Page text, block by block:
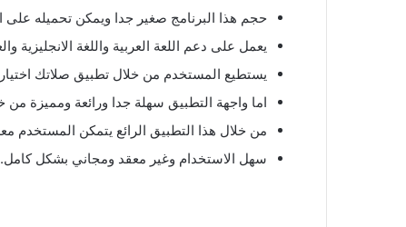
حجم هذا البرنامج صغير جدا ويمكن تحميله على
يعمل على دعم اللعة العربية واللغة الانجليزية
يستطيع المستخدم من خلال تطبيق صلاتك
اما واجهة التطبيق سهلة جدا ورائعة ومميزة من
من خلال هذا التطبيق الرائع يتمكن
سهل الاستخدام وغير معقد ومجاني بشكل كامل.